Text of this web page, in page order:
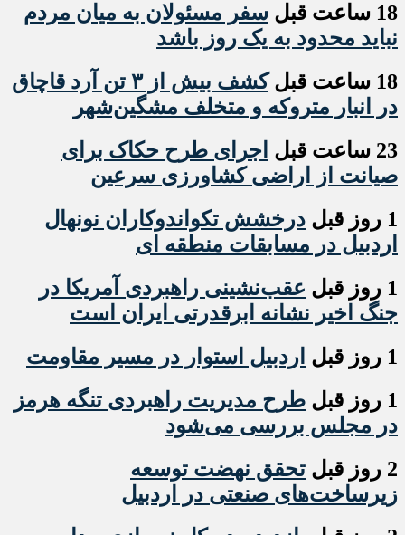
18 ساعت قبل
سفر مسئولان به میان مردم
نباید محدود به یک روز باشد
18 ساعت قبل
کشف بیش از ۳ تن آرد قاچاق
در انبار متروکه و متخلف مشگین‌شهر
23 ساعت قبل
اجرای طرح حکاک برای
صیانت از اراضی کشاورزی سرعین
1 روز قبل
درخشش تکواندوکاران نونهال
اردبیل در مسابقات منطقه ای
1 روز قبل
عقب‌نشینی راهبردی آمریکا در
جنگ اخیر نشانه ابرقدرتی ایران است
1 روز قبل
اردبیل استوار در مسیر مقاومت
1 روز قبل
طرح مدیریت راهبردی تنگه هرمز
در مجلس بررسی می‌شود
2 روز قبل
تحقق نهضت توسعه
زیرساخت‌های صنعتی در اردبیل